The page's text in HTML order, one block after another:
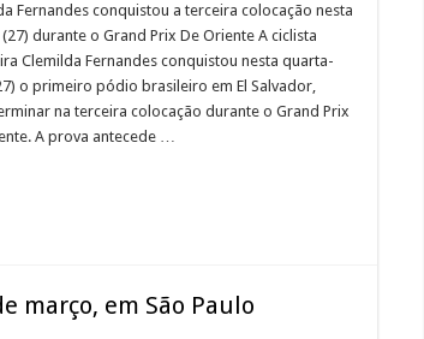
Fernandes conquistou a terceira colocação nesta
durante o Grand Prix De Oriente A ciclista
Clemilda Fernandes conquistou nesta quarta-
o primeiro pódio brasileiro em El Salvador,
na terceira colocação durante o Grand Prix
A prova antecede …
março, em São Paulo